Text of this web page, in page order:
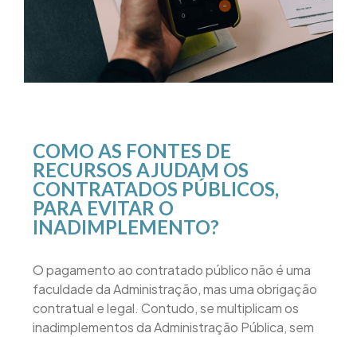
COMO AS FONTES DE
RECURSOS AJUDAM OS
CONTRATADOS PÚBLICOS,
PARA EVITAR O
INADIMPLEMENTO?
O pagamento ao contratado público não é uma
faculdade da Administração, mas uma obrigação
contratual e legal. Contudo, se multiplicam os
inadimplementos da Administração Pública, sem